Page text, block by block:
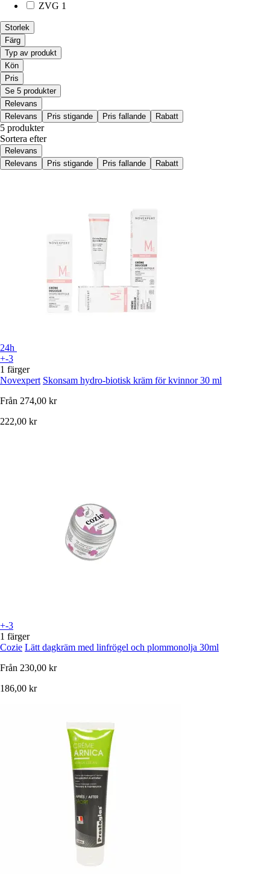
ZVG 1
Storlek
Färg
Typ av produkt
Kön
Pris
Se 5 produkter
Relevans
Relevans
Pris stigande Pris fallande Rabatt
5 produkter
Sortera efter
Relevans
Relevans
Pris stigande Pris fallande Rabatt
24h
+-3
1 färger
Novexpert Skonsam hydro-biotisk kräm för kvinnor 30 ml
Från 274,00 kr
222,00 kr
+-3
1 färger
Cozie Lätt dagkräm med linfrögel och plommonolja 30ml
Från 230,00 kr
186,00 kr